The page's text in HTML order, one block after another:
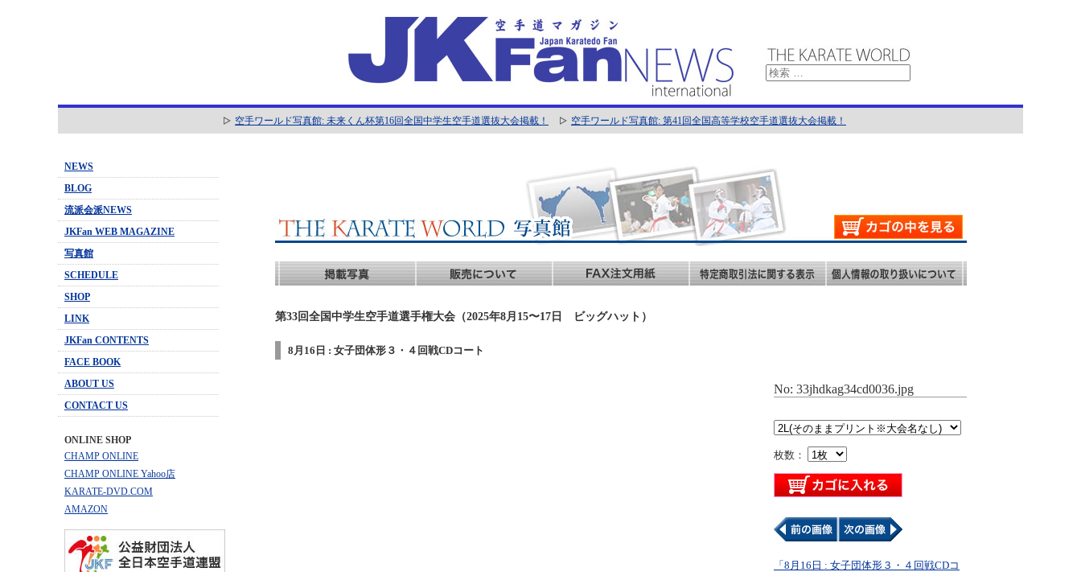
空手ワールド写真館: 未来くん杯第16回全国中学生空手道選抜大会掲載！ 空手ワールド写真館: 第41回全国高等学校空手道選抜大会掲載！
NEWS
BLOG
流派会派NEWS
JKFan WEB MAGAZINE
写真館
SCHEDULE
SHOP
LINK
JKFan CONTENTS
FACE BOOK
ABOUT US
CONTACT US
ONLINE SHOP
CHAMP ONLINE
CHAMP ONLINE Yahoo店
KARATE-DVD.COM
AMAZON
第33回全国中学生空手道選手権大会（2025年8月15〜17日 ビッグハット）
8月16日 : 女子団体形３・４回戦CDコート
No: 33jhdkag34cd0036.jpg
枚数：
「8月16日 : 女子団体形３・４回戦CDコ